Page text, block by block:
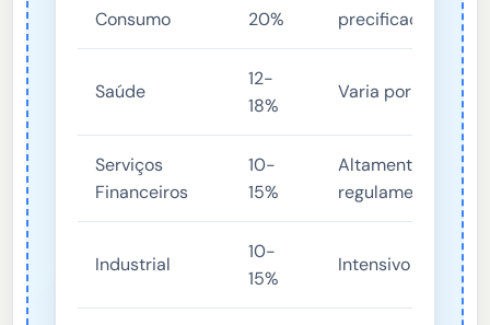
Consumo
20%
precificação
Saúde
12-
18%
Varia por subsetor
Serviços
Financeiros
10-
15%
Altamente
regulamentado
Industrial
10-
15%
Intensivo em